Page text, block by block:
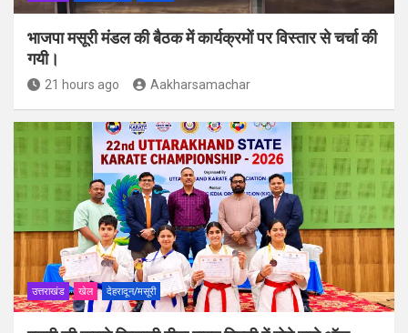
भाजपा मसूरी मंडल की बैठक में कार्यक्रमों पर विस्तार से चर्चा की
गयी।
21 hours ago Aakharsamachar
उत्तराखंड खेल देहरादून/मसूरी